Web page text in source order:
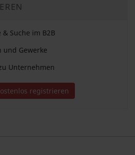
Suche im B2B
und Gewerke
Unternehmen
registrieren